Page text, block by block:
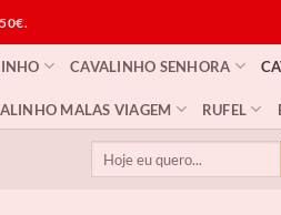
CAVALINHO SENHORA
MALAS VIAGEM RUFEL